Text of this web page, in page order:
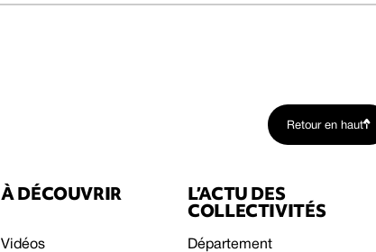
Retour en haut
À DÉCOUVRIR
Vidéos
L’ACTU DES
COLLECTIVITÉS
Département